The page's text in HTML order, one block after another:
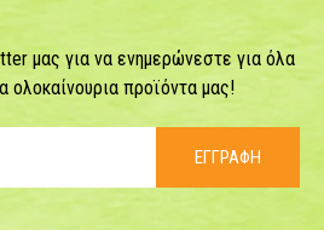
μας για να ενημερώνεστε για όλα
ολοκαίνουρια προϊόντα μας!
ΕΓΓΡΑΦΗ